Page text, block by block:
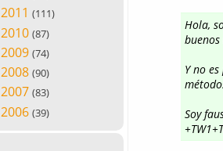
2011 (111)
2010 (87)
2009 (74)
2008 (90)
2007 (83)
2006 (39)
Hola,
Y no
Soy